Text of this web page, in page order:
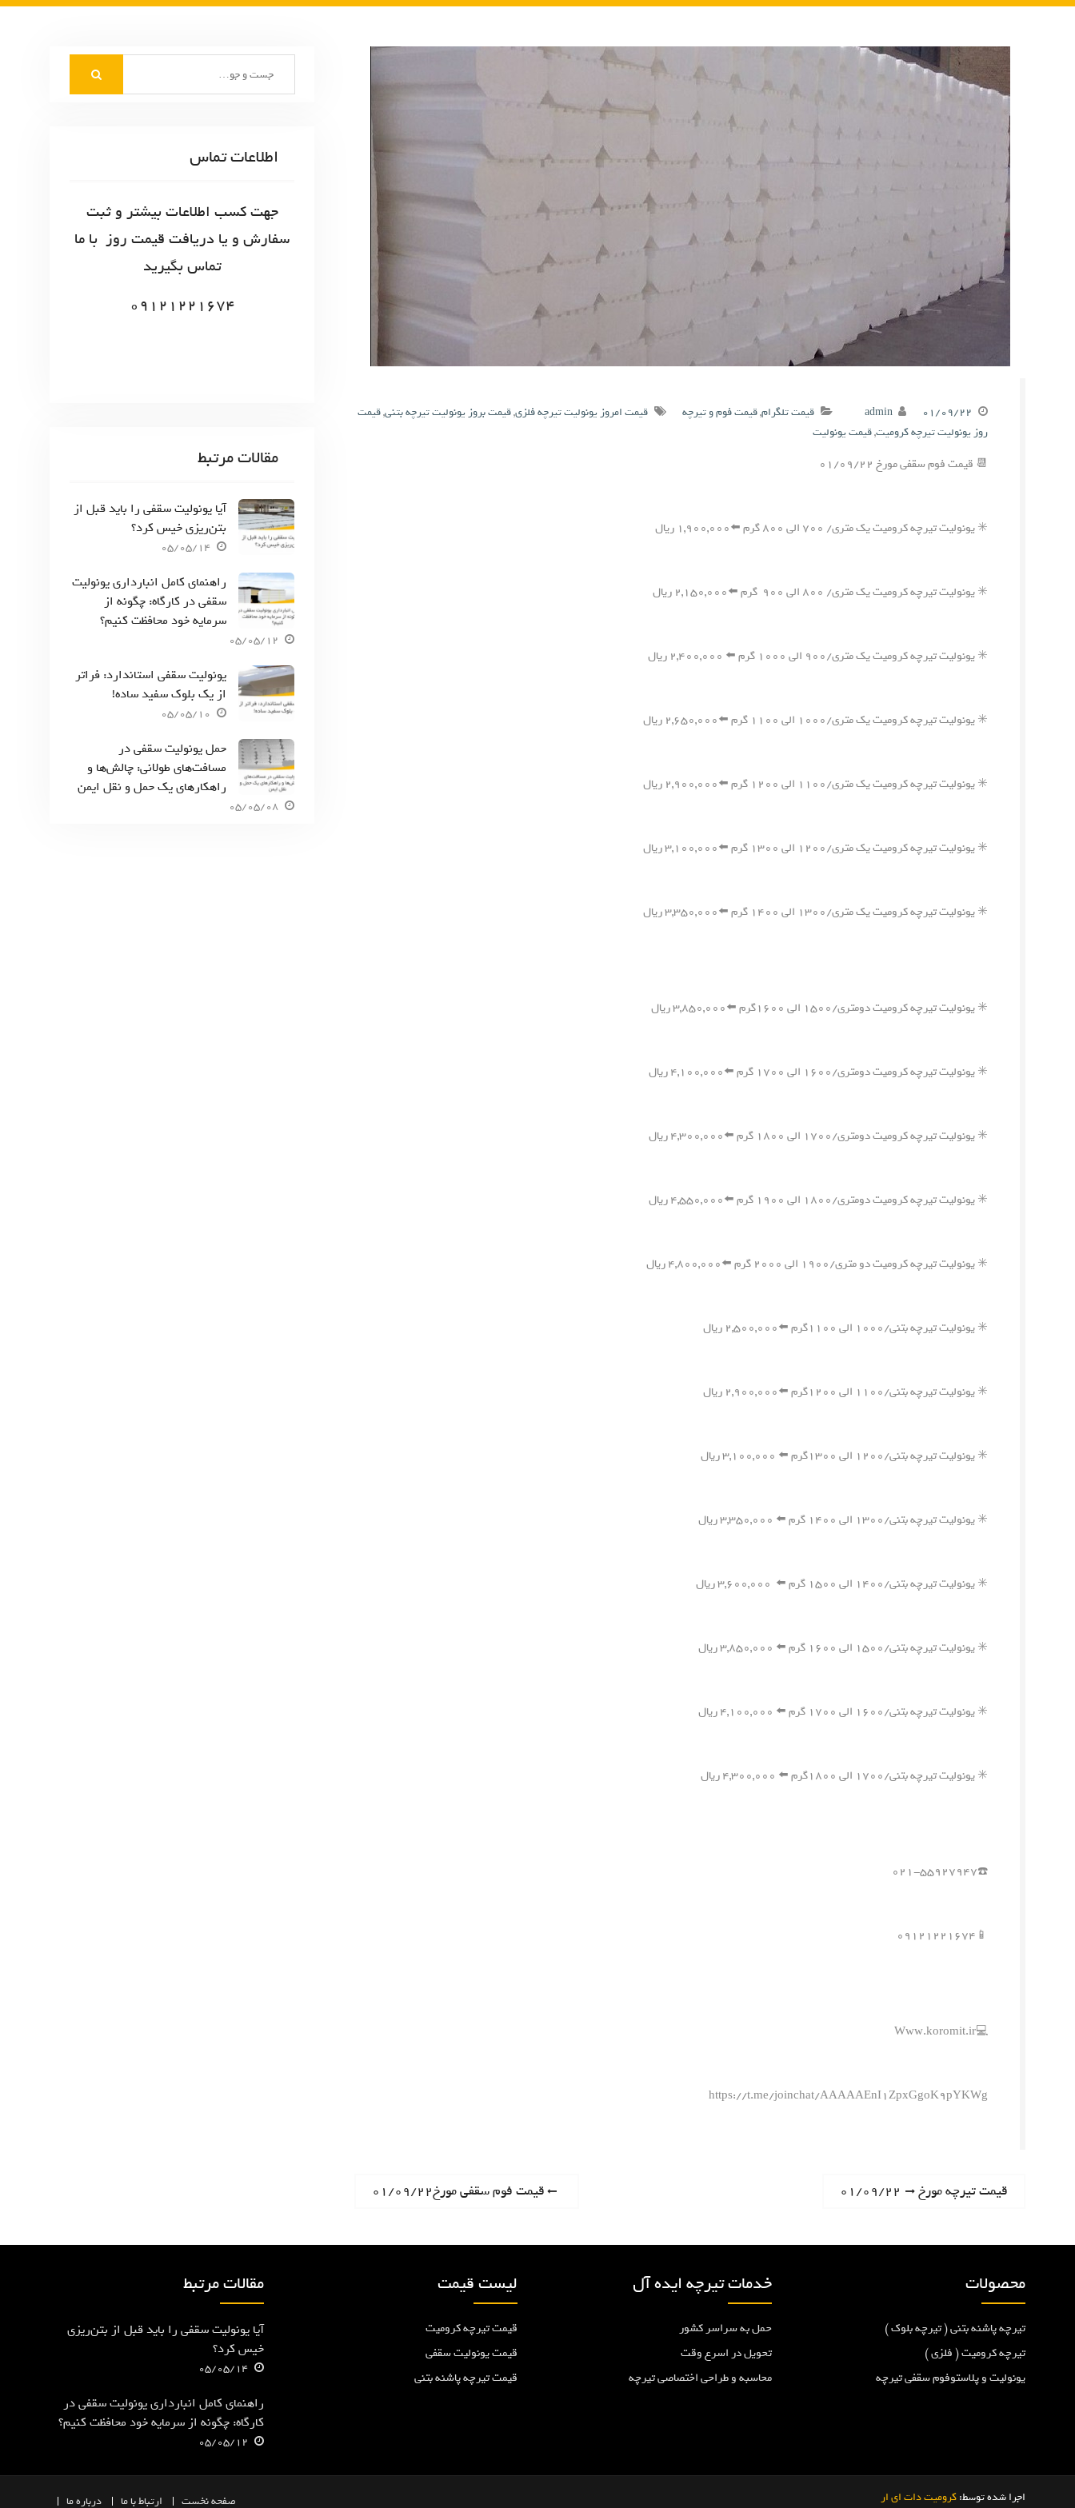
۰۱/۰۹/۲۲ admin قیمت تلگرام,قیمت فوم و تیرچه قیمت امروز یونولیت تیرچه فلزی,قیمت بروز یونولیت تیرچه بتنی,قیمت
روز یونولیت تیرچه کرومیت,قیمت یونولیت
📆 قیمت فوم سقفی مورخ ۰۱/۰۹/۲۲
✳️ یونولیت تیرچه کرومیت یک متری/ ۷۰۰ الی ۸۰۰ گرم ⬅️۱,۹۰۰,۰۰۰ ریال
✳️ یونولیت تیرچه کرومیت یک متری/ ۸۰۰ الی ۹۰۰ گرم ⬅️۲,۱۵۰,۰۰۰ ریال
✳️ یونولیت تیرچه کرومیت یک متری/۹۰۰ الی ۱۰۰۰ گرم ⬅️ ۲,۴۰۰,۰۰۰ ریال
✳️ یونولیت تیرچه کرومیت یک متری/۱۰۰۰ الی ۱۱۰۰ گرم ⬅️۲,۶۵۰,۰۰۰ ریال
✳️ یونولیت تیرچه کرومیت یک متری/۱۱۰۰ الی ۱۲۰۰ گرم ⬅️۲,۹۰۰,۰۰۰ ریال
✳️ یونولیت تیرچه کرومیت یک متری/۱۲۰۰ الی ۱۳۰۰ گرم ⬅️۳,۱۰۰,۰۰۰ ریال
✳️ یونولیت تیرچه کرومیت یک متری/۱۳۰۰ الی ۱۴۰۰ گرم ⬅️۳,۳۵۰,۰۰۰ ریال
✳️ یونولیت تیرچه کرومیت دومتری/۱۵۰۰ الی ۱۶۰۰گرم ⬅️۳,۸۵۰,۰۰۰ ریال
✳️ یونولیت تیرچه کرومیت دومتری/۱۶۰۰ الی ۱۷۰۰ گرم ⬅️۴,۱۰۰,۰۰۰ ریال
✳️ یونولیت تیرچه کرومیت دومتری/۱۷۰۰ الی ۱۸۰۰ گرم ⬅️۴,۳۰۰,۰۰۰ ریال
✳️ یونولیت تیرچه کرومیت دومتری/۱۸۰۰ الی ۱۹۰۰ گرم ⬅️۴,۵۵۰,۰۰۰ ریال
✳️ یونولیت تیرچه کرومیت دو متری/۱۹۰۰ الی ۲۰۰۰ گرم ⬅️۴,۸۰۰,۰۰۰ ریال
✳️ یونولیت تیرچه بتنی/۱۰۰۰ الی ۱۱۰۰گرم ⬅️۲,۵۰۰,۰۰۰ ریال
✳️ یونولیت تیرچه بتنی/۱۱۰۰ الی ۱۲۰۰گرم ⬅️۲,۹۰۰,۰۰۰ ریال
✳️ یونولیت تیرچه بتنی/۱۲۰۰ الی ۱۳۰۰گرم ⬅️ ۳,۱۰۰,۰۰۰ ریال
✳️ یونولیت تیرچه بتنی/۱۳۰۰ الی ۱۴۰۰ گرم ⬅️ ۳,۳۵۰,۰۰۰ ریال
✳️ یونولیت تیرچه بتنی/۱۴۰۰ الی ۱۵۰۰ گرم ⬅️ ۳,۶۰۰,۰۰۰ ریال
✳️ یونولیت تیرچه بتنی/۱۵۰۰ الی ۱۶۰۰ گرم ⬅️ ۳,۸۵۰,۰۰۰ ریال
✳️ یونولیت تیرچه بتنی/۱۶۰۰ الی ۱۷۰۰ گرم ⬅️ ۴,۱۰۰,۰۰۰ ریال
✳️ یونولیت تیرچه بتنی/۱۷۰۰ الی ۱۸۰۰گرم ⬅️ ۴,۳۰۰,۰۰۰ ریال
☎️۰۲۱-۵۵۹۲۷۹۴۷
📱۰۹۱۲۱۲۲۱۶۷۴
💻Www.koromit.ir
https://t.me/joinchat/AAAAAEnI1ZpxGgoK9pYKWg
ه
ب
ر
و
P
v
قیمت فوم سقفی مورخ۰۱/۰۹/۲۲
N
t
o
s
t
:
قیمت تیرچه مورخ ۰۱/۰۹/۲۲
اطلاعات تماس
جهت کسب اطلاعات بیشتر و ثبت
سفارش و یا دریافت قیمت روز با ما
تماس بگیرید
09121221674
مقالات مرتبط
آیا یونولیت سقفی را باید قبل از
بتن‌ریزی خیس کرد؟
05/05/14
راهنمای کامل انبارداری یونولیت
سقفی در کارگاه: چگونه از
سرمایه خود محافظت کنیم؟
05/05/12
یونولیت سقفی استاندارد: فراتر
از یک بلوک سفید ساده!
05/05/10
حمل یونولیت سقفی در
مسافت‌های طولانی: چالش‌ها و
راهکارهای یک حمل و نقل ایمن
05/05/08
مقالات مرتبط
آیا یونولیت سقفی را باید قبل از بتن‌ریزی
خیس کرد؟
05/05/14
راهنمای کامل انبارداری یونولیت سقفی در
کارگاه: چگونه از سرمایه خود محافظت کنیم؟
05/05/12
لیست قیمت
قیمت تیرچه کرومیت
قیمت یونولیت سقفی
قیمت تیرچه پاشنه بتنی
خدمات تیرچه ایده آل
حمل به سراسر کشور
تحویل در اسرع وقت
محاسبه و طراحی اختصاصی تیرچه
محصولات
تیرچه پاشنه بتنی ( تیرچه بلوک )
تیرچه کرومیت ( فلزی )
یونولیت و پلاستوفوم سقفی تیرچه
صفحهنخست ارتباط با ما درباره ما اجرا شده توسط:کرومیت دات ای ار